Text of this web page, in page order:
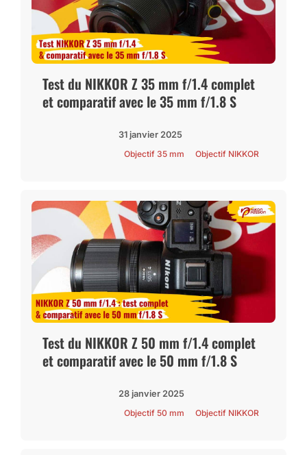
Test du NIKKOR Z 35 mm f/1.4 complet
et comparatif avec le 35 mm f/1.8 S
31 janvier 2025
Objectif 35 mm
Objectif NIKKOR
Test du NIKKOR Z 50 mm f/1.4 complet
et comparatif avec le 50 mm f/1.8 S
28 janvier 2025
Objectif 50 mm
Objectif NIKKOR